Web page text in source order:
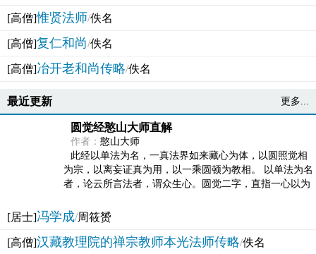
[高僧]惟贤法师/佚名
[高僧]复仁和尚/佚名
[高僧]冶开老和尚传略/佚名
最近更新 更多...
圆觉经憨山大师直解
作者： 憨山大师
此经以单法为名，一真法界如来藏心为体，以圆照觉相
为宗，以离妄证真为用，以一乘圆顿为教相。 以单法为名
者，论云所言法者，谓众生心。圆觉二字，直指一心以为
[居士]冯学成/周筱赟
[高僧]汉藏教理院的禅宗教师本光法师传略/佚名